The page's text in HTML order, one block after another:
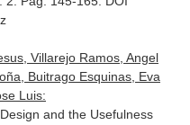
Villarejo Ramos, Angel
Buitrago Esquinas, Eva
Luis:
and the Usefulness